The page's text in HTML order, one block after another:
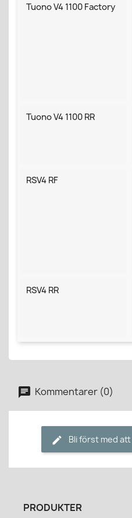
Tuono V4 1100 Factory
Tuono V4 1100 RR
RSV4 RF
RSV4 RR
Kommentarer (0)
Bli först med
PRODUKTER